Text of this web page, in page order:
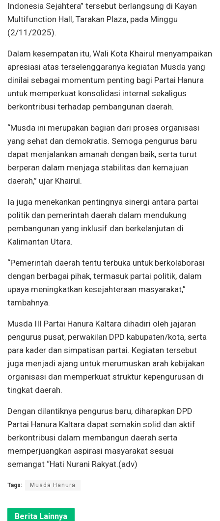
Indonesia Sejahtera” tersebut berlangsung di Kayan
Multifunction Hall, Tarakan Plaza, pada Minggu
(2/11/2025).
Dalam kesempatan itu, Wali Kota Khairul menyampaikan
apresiasi atas terselenggaranya kegiatan Musda yang
dinilai sebagai momentum penting bagi Partai Hanura
untuk memperkuat konsolidasi internal sekaligus
berkontribusi terhadap pembangunan daerah.
“Musda ini merupakan bagian dari proses organisasi
yang sehat dan demokratis. Semoga pengurus baru
dapat menjalankan amanah dengan baik, serta turut
berperan dalam menjaga stabilitas dan kemajuan
daerah,” ujar Khairul.
Ia juga menekankan pentingnya sinergi antara partai
politik dan pemerintah daerah dalam mendukung
pembangunan yang inklusif dan berkelanjutan di
Kalimantan Utara.
“Pemerintah daerah tentu terbuka untuk berkolaborasi
dengan berbagai pihak, termasuk partai politik, dalam
upaya meningkatkan kesejahteraan masyarakat,”
tambahnya.
Musda III Partai Hanura Kaltara dihadiri oleh jajaran
pengurus pusat, perwakilan DPD kabupaten/kota, serta
para kader dan simpatisan partai. Kegiatan tersebut
juga menjadi ajang untuk merumuskan arah kebijakan
organisasi dan memperkuat struktur kepengurusan di
tingkat daerah.
Dengan dilantiknya pengurus baru, diharapkan DPD
Partai Hanura Kaltara dapat semakin solid dan aktif
berkontribusi dalam membangun daerah serta
memperjuangkan aspirasi masyarakat sesuai
semangat “Hati Nurani Rakyat.(adv)
Tags: Musda Hanura
Berita Lainnya